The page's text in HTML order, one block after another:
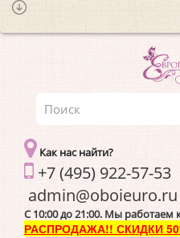
Как нас найти?
+7 (495) 922-57-53
C 10:00 до 21:00. Мы работаем
РАСПРОДАЖА!! СКИДКИ